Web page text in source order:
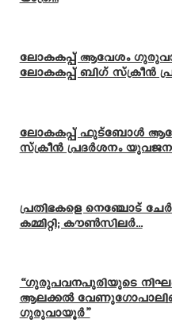
ലോകകപ്പ് ആവേശം
ലോകകപ്പ് ബിഗ് സ്ക്രീൻ
ലോകകപ്പ് ഫുട്ബോൾ
സ്ക്രീൻ പ്രദർശനം
പ്രതിഭകളെ നെഞ്ചോട്
കമ്മിറ്റി; കൗൺസിലർ...
“ഗുരുപവനപുരിയുടെ
ആലക്കൽ
ഗുരുവായൂർ”